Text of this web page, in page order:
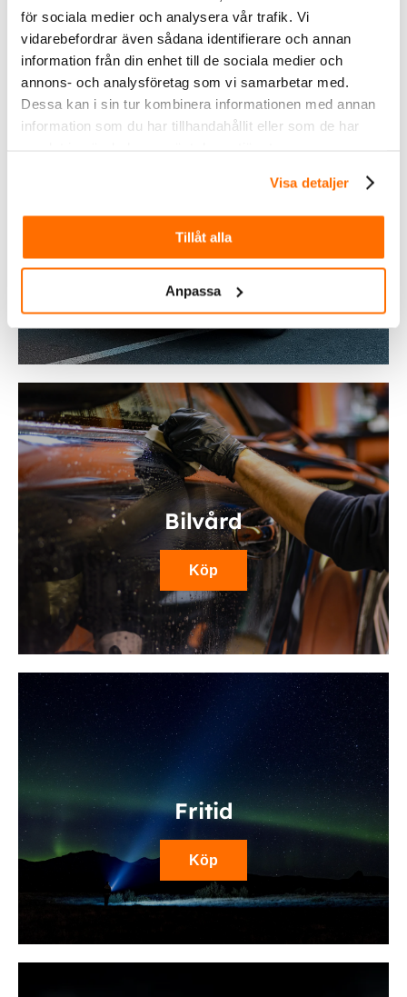
för sociala medier och analysera vår trafik. Vi
vidarebefordrar även sådana identifierare och annan
information från din enhet till de sociala medier och
annons- och analysföretag som vi samarbetar med.
Dessa kan i sin tur kombinera informationen med annan
information som du har tillhandahållit eller som de har
Visa detaljer
Tillåt alla
Anpassa
Fordonsbelysning
Fritid
Köp
Bilvård
Köp